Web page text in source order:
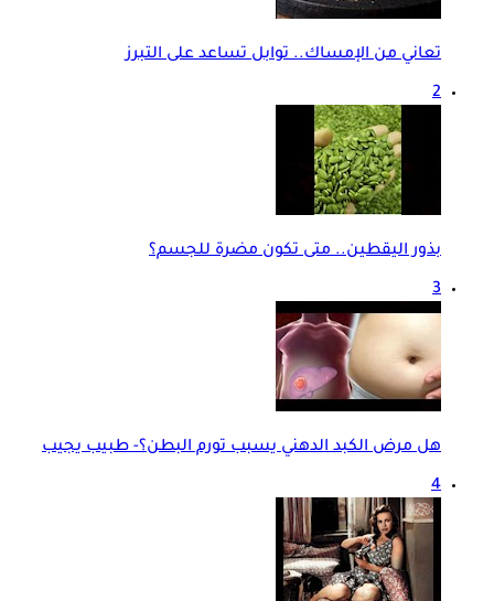
تعاني من الإمساك.. توابل تساعد على التبرز
2
بذور اليقطين.. متى تكون مضرة للجسم؟
3
هل مرض الكبد الدهني يسبب تورم البطن؟- طبيب يجيب
4